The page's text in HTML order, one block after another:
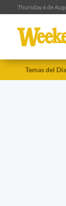
Thursday 6 de
Temas del Día